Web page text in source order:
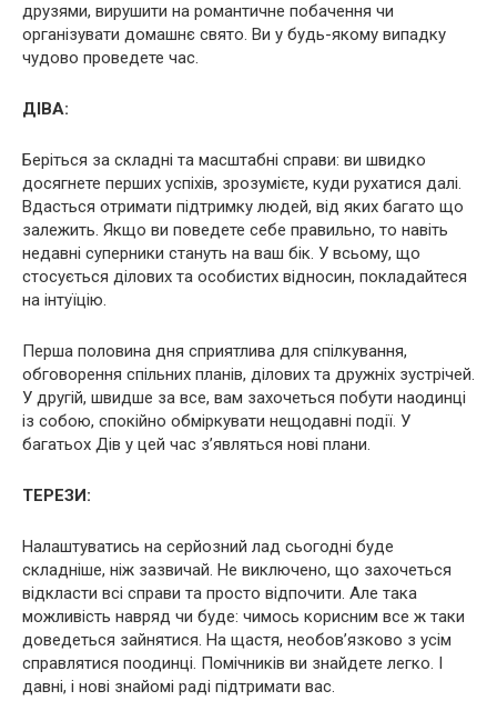
друзями, вирушити на романтичне побачення чи
організувати домашнє свято. Ви у будь-якому випадку
чудово проведете час.
ДІВА:
Беріться за складні та масштабні справи: ви швидко
досягнете перших успіхів, зрозумієте, куди рухатися далі.
Вдасться отримати підтримку людей, від яких багато що
залежить. Якщо ви поведете себе правильно, то навіть
недавні суперники стануть на ваш бік. У всьому, що
стосується ділових та особистих відносин, покладайтеся
на інтуїцію.
Перша половина дня сприятлива для спілкування,
обговорення спільних планів, ділових та дружніх зустрічей.
У другій, швидше за все, вам захочеться побути наодинці
із собою, спокійно обміркувати нещодавні події. У
багатьох Дів у цей час з’являться нові плани.
ТЕРЕЗИ:
Налаштуватись на серйозний лад сьогодні буде
складніше, ніж зазвичай. Не виключено, що захочеться
відкласти всі справи та просто відпочити. Але така
можливість навряд чи буде: чимось корисним все ж таки
доведеться зайнятися. На щастя, необов’язково з усім
справлятися поодинці. Помічників ви знайдете легко. І
давні, і нові знайомі раді підтримати вас.